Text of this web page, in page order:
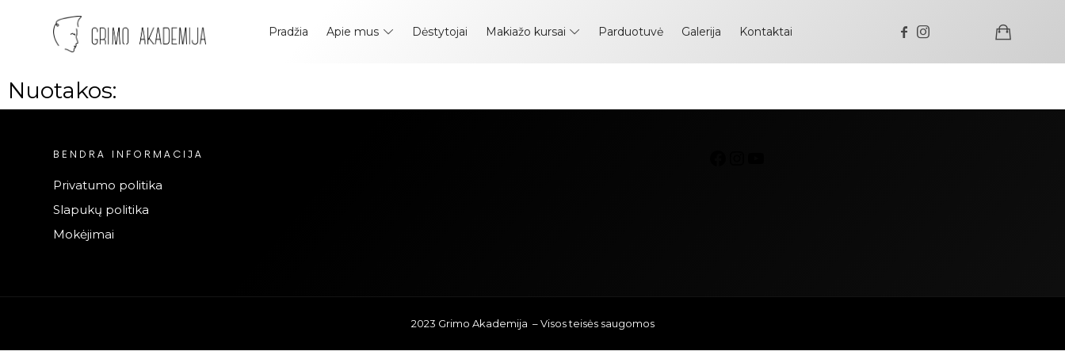
Profesionali
Pradžia Apie mus Dėstytojai Makiažo kursai Parduotuvė Galerija Kontaktai
Nuotakos:
BENDRA INFORMACIJA
Privatumo politika
Slapukų politika
Mokėjimai
2023 Grimo Akademija – Visos teisės saugomos